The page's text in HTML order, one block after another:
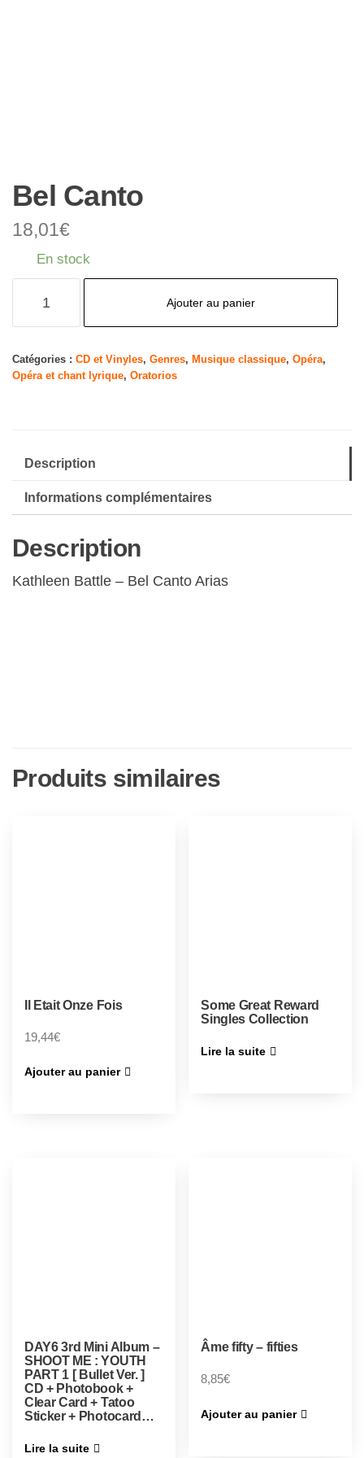
Bel Canto
18,01€
En stock
Canto
Ajouter au panier
Catégories : CD et Vinyles, Genres, Musique classique, Opéra,
Opéra et chant lyrique, Oratorios
Description
Informations complémentaires
Description
Kathleen Battle – Bel Canto Arias
Produits similaires
Il Etait Onze Fois
19,44€
Ajouter au panier
Some Great Reward
Singles Collection
Lire la suite
DAY6 3rd Mini Album –
SHOOT ME : YOUTH
PART 1 [ Bullet Ver. ]
CD + Photobook +
Clear Card + Tatoo
Sticker + Photocard…
Lire la suite
Âme fifty – fifties
8,85€
Ajouter au panier